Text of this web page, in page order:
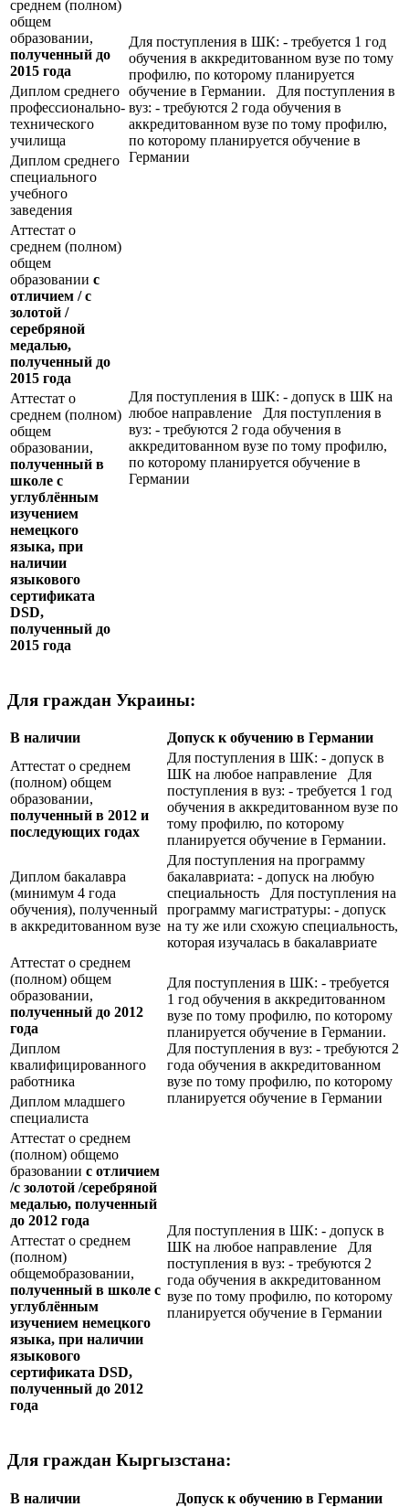
среднем (полном)
общем
образовании,
полученный до
2015 года
Для поступления в ШК: - требуется 1 год
обучения в аккредитованном вузе по тому
профилю, по которому планируется
обучение в Германии. Для поступления в
вуз: - требуются 2 года обучения в
аккредитованном вузе по тому профилю,
по которому планируется обучение в
Германии
Диплом среднего
профессионально-
технического
училища
Диплом среднего
специального
учебного
заведения
Аттестат о
среднем (полном)
общем
образовании с
отличием / с
золотой /
серебряной
медалью,
полученный до
2015 года
Для поступления в ШК: - допуск в ШК на
любое направление Для поступления в
вуз: - требуются 2 года обучения в
аккредитованном вузе по тому профилю,
по которому планируется обучение в
Германии
Аттестат о
среднем (полном)
общем
образовании,
полученный в
школе с
углублённым
изучением
немецкого
языка, при
наличии
языкового
сертификата
DSD,
полученный до
2015 года
Для граждан Украины:
В наличии
Допуск к обучению в Германии
Аттестат о среднем
(полном) общем
образовании,
полученный в 2012 и
последующих годах
Для поступления в ШК: - допуск в
ШК на любое направление Для
поступления в вуз: - требуется 1 год
обучения в аккредитованном вузе по
тому профилю, по которому
планируется обучение в Германии.
Диплом бакалавра
(минимум 4 года
обучения), полученный
в аккредитованном вузе
Для поступления на программу
бакалавриата: - допуск на любую
специальность Для поступления на
программу магистратуры: - допуск
на ту же или схожую специальность,
которая изучалась в бакалавриате
Аттестат о среднем
(полном) общем
образовании,
полученный до 2012
года
Для поступления в ШК: - требуется
1 год обучения в аккредитованном
вузе по тому профилю, по которому
планируется обучение в Германии.
Для поступления в вуз: - требуются 2
года обучения в аккредитованном
вузе по тому профилю, по которому
планируется обучение в Германии
Диплом
квалифицированного
работника
Диплом младшего
специалиста
Аттестат о среднем
(полном) общемо
бразовании с отличием
/с золотой /серебряной
медалью, полученный
до 2012 года
Для поступления в ШК: - допуск в
ШК на любое направление Для
поступления в вуз: - требуются 2
года обучения в аккредитованном
вузе по тому профилю, по которому
планируется обучение в Германии
Аттестат о среднем
(полном)
общемобразовании,
полученный в школе с
углублённым
изучением немецкого
языка, при наличии
языкового
сертификата DSD,
полученный до 2012
года
Для граждан Кыргызстана:
В наличии
Допуск к обучению в Германии